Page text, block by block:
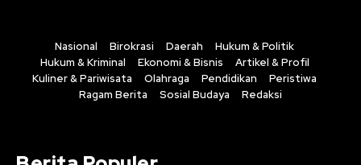
Nasional Birokrasi Daerah
Hukum & Politik
Hukum & Kriminal
Ekonomi & Bisnis
Artikel & Profil
Kuliner & Pariwisata
Olahraga Pendidikan
Peristiwa
Ragam Berita
Sosial Budaya Redaksi